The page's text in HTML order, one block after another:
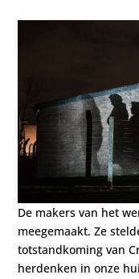
De makers van het
meegemaakt. Ze
totstandkoming van
herdenken in onze